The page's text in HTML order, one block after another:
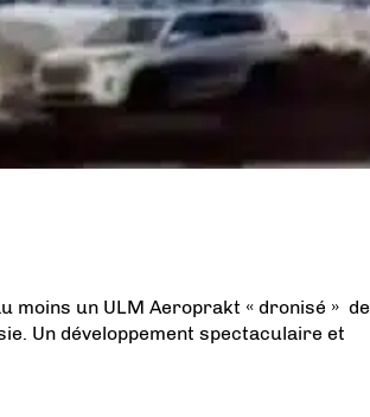
moins un ULM Aeroprakt « dronisé » de
Un développement spectaculaire et